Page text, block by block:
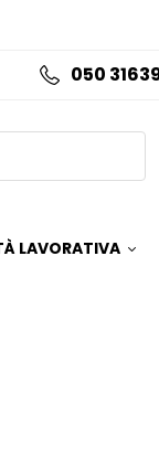
050
LAVORATIVA